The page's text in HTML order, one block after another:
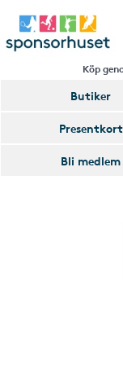
Köp
Butiker
Presentkort
Bli medlem